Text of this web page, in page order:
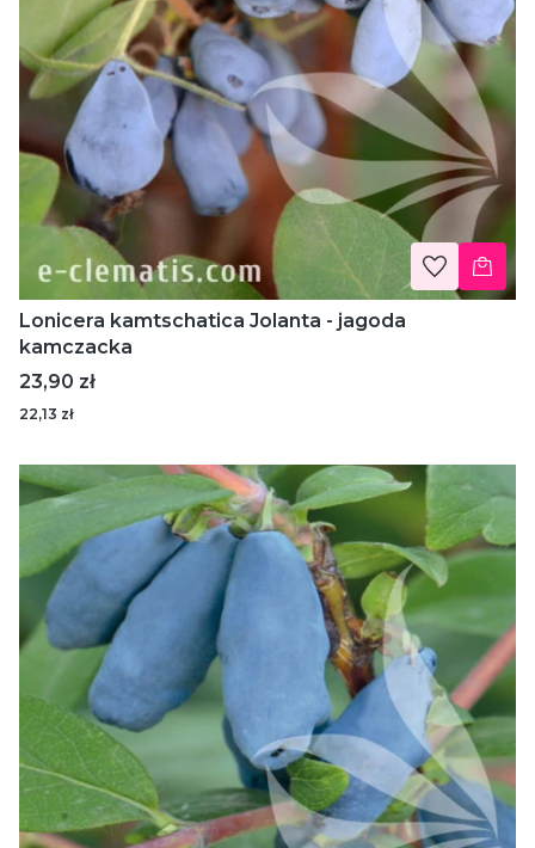
Lonicera kamtschatica Jolanta - jagoda
kamczacka
Cena
23,90 zł
22,13 zł